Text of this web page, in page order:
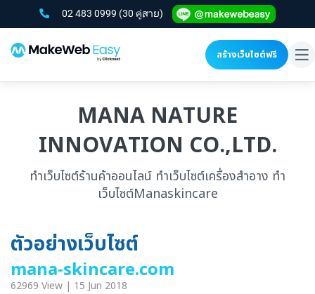
02 483 0999 (30 คู่สาย)
สร้างเว็บไซต์ฟรี
MANA NATURE
INNOVATION CO.,LTD.
ทำเว็บไซต์ร้านค้าออนไลน์ ทำเว็บไซต์เครื่องสำอาง ทำ
เว็บไซต์Manaskincare
ตัวอย่างเว็บไซต์
mana-skincare.com
62969 View | 15 Jun 2018